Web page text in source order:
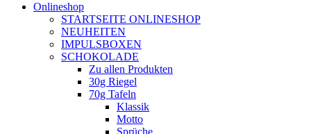
Onlineshop
STARTSEITE ONLINESHOP
NEUHEITEN
IMPULSBOXEN
SCHOKOLADE
Zu allen Produkten
30g Riegel
70g Tafeln
Klassik
Motto
Sprüche